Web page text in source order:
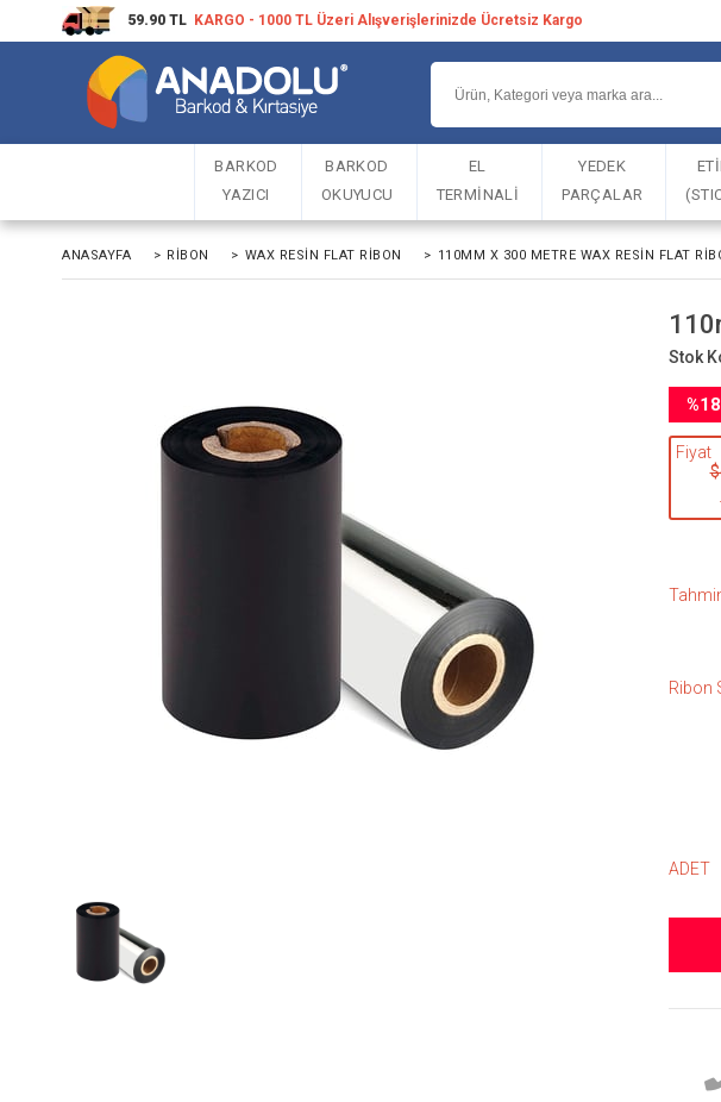
59.90 TL KARGO - 1000 TL Üzeri Alışverişlerinizde Ücretsiz Kargo
BARKOD
YAZICI
BARKOD
OKUYUCU
EL
TERMİNALİ
YEDEK
PARÇALAR
ANASAYFA > RIBON > WAX RESIN FLAT RIBON > 110MM X 300 METRE WAX RESIN FLAT
Stok
%18
Fiyat
Ribon
ADET